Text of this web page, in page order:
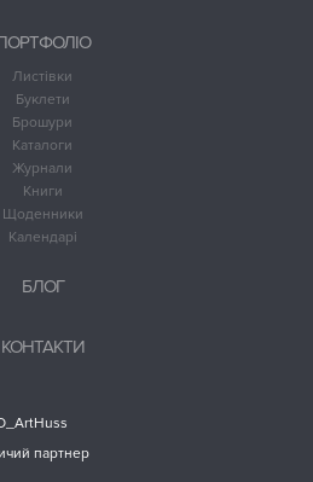
Листівки
Буклети
Брошури
Каталоги
Журнали
Книги
Щоденники
Календарі
БЛОГ
КОНТАКТИ
партнер